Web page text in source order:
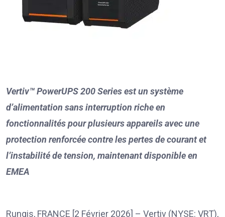
Vertiv™ PowerUPS 200 Seriesest un système
d’alimentation sans interruption riche en
fonctionnalitéspour plusieurs appareils avec une
protection renforcée contre les pertes de courant et
l’instabilité de tension, maintenantdisponible en
EMEA
Rungis, FRANCE [2 Février 2026] – Vertiv (NYSE: VRT),